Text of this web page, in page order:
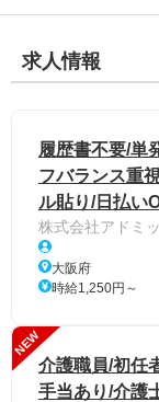
求人情報
履歴書不要/単
フバランス重
ル貼り/日払い
株式会社アドミ
大阪府
時給1,250円～
NEW
介護職員/初任
手当あり/介護